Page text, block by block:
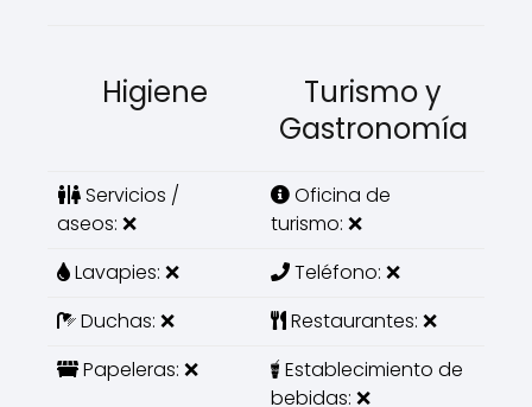
Higiene
Turismo y
Gastronomía
Servicios /
aseos: ❌
Oficina de
turismo: ❌
Lavapies: ❌
Teléfono: ❌
Duchas: ❌
Restaurantes: ❌
Papeleras: ❌
Establecimiento de
bebidas: ❌